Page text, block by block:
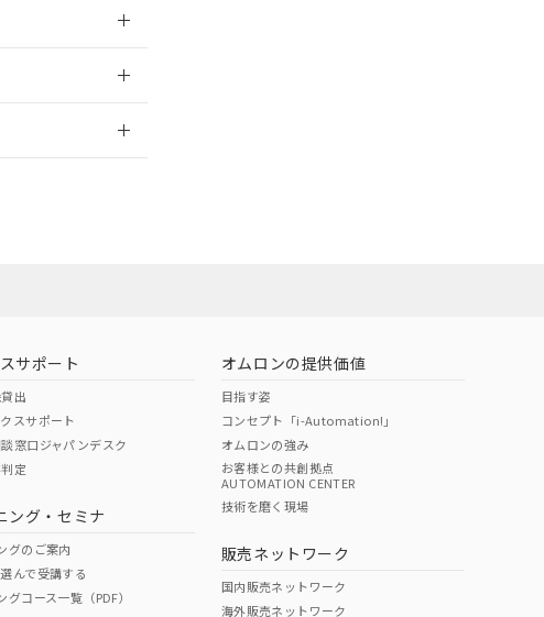
O O
合状況ページへ
ご検索ください
サポート
出
スサポート
窓口ジャパンデスク
定
ング・セミナ
グのご案内
んで受講する
グコース一覧（PDF）
オムロンの提供価値
目指す姿
コンセプト「i-Automation!」
オムロンの強み
お客様との共創拠点
AUTOMATION CENTER
技術を磨く現場
販売ネットワーク
国内販売ネットワーク
海外販売ネットワーク